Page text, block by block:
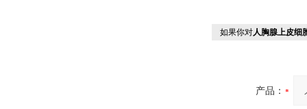
如果你对人胸腺上皮细
产品：